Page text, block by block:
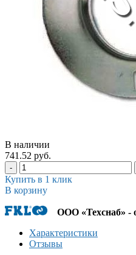
В наличии
741.52 руб.
-
Купить в 1 клик
В корзину
ООО «Техснаб» -
Характеристики
Отзывы